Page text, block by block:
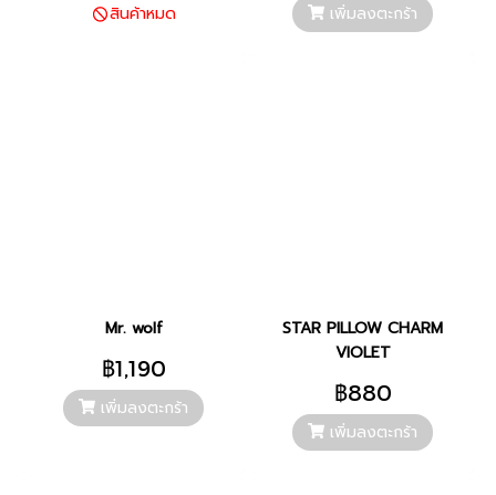
สินค้าหมด เพิ่มลงตะกร้า
Mr. wolf
฿1,190
เพิ่มลงตะกร้า
STAR PILLOW CHARM
VIOLET
฿880
เพิ่มลงตะกร้า